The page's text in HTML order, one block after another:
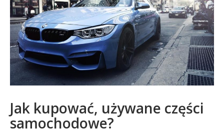
Jak kupować, używane części
samochodowe?